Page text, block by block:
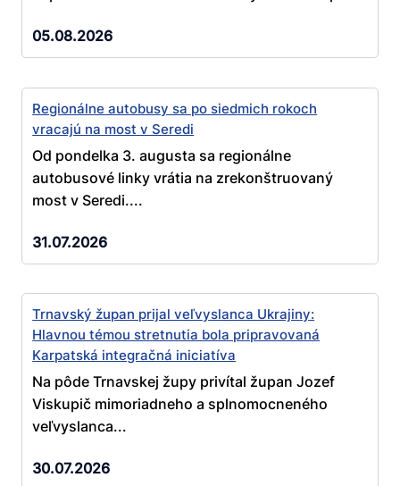
05.08.2026
Regionálne autobusy sa po siedmich rokoch
vracajú na most v Seredi
Od pondelka 3. augusta sa regionálne
autobusové linky vrátia na zrekonštruovaný
most v Seredi....
31.07.2026
Trnavský župan prijal veľvyslanca Ukrajiny:
Hlavnou témou stretnutia bola pripravovaná
Karpatská integračná iniciatíva
Na pôde Trnavskej župy privítal župan Jozef
Viskupič mimoriadneho a splnomocneného
veľvyslanca...
30.07.2026